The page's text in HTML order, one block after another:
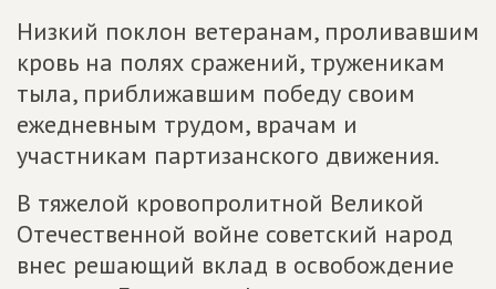
Низкий поклон ветеранам, проливавшим
кровь на полях сражений, труженикам
тыла, приближавшим победу своим
ежедневным трудом, врачам и
участникам партизанского движения.
В тяжелой кровопролитной Великой
Отечественной войне советский народ
внес решающий вклад в освобождение